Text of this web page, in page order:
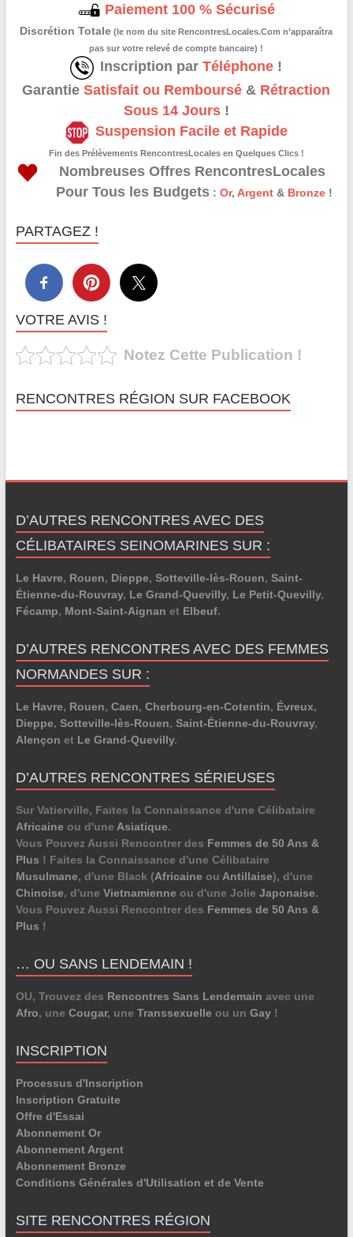
Paiement 100 % Sécurisé
Discrétion Totale (le nom du site RencontresLocales.Com n’apparaîtra
pas sur votre relevé de compte bancaire) !
Inscription parTéléphone !
GarantieSatisfait ou Remboursé & Rétraction
Sous 14 Jours!
Suspension Facile et Rapide
Fin des Prélèvements RencontresLocales en Quelques Clics !
Nombreuses Offres RencontresLocales
Pour Tous les Budgets: Or, Argent& Bronze!
PARTAGEZ !
VOTRE AVIS !
Notez Cette Publication !
RENCONTRES RÉGION SUR FACEBOOK
D’AUTRES RENCONTRES AVEC DES
CÉLIBATAIRES SEINOMARINES SUR :
Le Havre, Rouen, Dieppe, Sotteville-lès-Rouen, Saint-
Étienne-du-Rouvray, Le Grand-Quevilly, Le Petit-Quevilly,
Fécamp, Mont-Saint-Aignan et Elbeuf.
D’AUTRES RENCONTRES AVEC DES FEMMES
NORMANDES SUR :
Le Havre, Rouen, Caen, Cherbourg-en-Cotentin, Évreux,
Dieppe, Sotteville-lès-Rouen, Saint-Étienne-du-Rouvray,
Alençon et Le Grand-Quevilly.
D’AUTRES RENCONTRES SÉRIEUSES
Sur Vatierville, Faites la Connaissance d'une Célibataire
Africaine ou d'une Asiatique.
Vous Pouvez Aussi Rencontrer des Femmes de 50 Ans &
Plus ! Faites la Connaissance d'une Célibataire
Musulmane, d'une Black (Africaine ou Antillaise), d'une
Chinoise, d'une Vietnamienne ou d'une Jolie Japonaise.
Vous Pouvez Aussi Rencontrer des Femmes de 50 Ans &
Plus !
… OU SANS LENDEMAIN !
OU, Trouvez des Rencontres Sans Lendemain avec une
Afro, une Cougar, une Transsexuelle ou un Gay!
INSCRIPTION
Processus d'Inscription
Inscription Gratuite
Offre d'Essai
Abonnement Or
Abonnement Argent
Abonnement Bronze
Conditions Générales d'Utilisation et de Vente
SITE RENCONTRES RÉGION